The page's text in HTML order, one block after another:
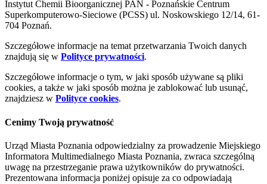
Instytut Chemii Bioorganicznej PAN - Poznańskie Centrum
Superkomputerowo-Sieciowe (PCSS) ul. Noskowskiego 12/14, 61-
704 Poznań.
Szczegółowe informacje na temat przetwarzania Twoich danych
znajdują się w Polityce prywatności.
Szczegółowe informacje o tym, w jaki sposób używane są pliki
cookies, a także w jaki sposób można je zablokować lub usunąć,
znajdziesz w Polityce cookies.
Cenimy Twoją prywatność
Urząd Miasta Poznania odpowiedzialny za prowadzenie Miejskiego
Informatora Multimedialnego Miasta Poznania, zwraca szczególną
uwagę na przestrzeganie prawa użytkowników do prywatności.
Prezentowana informacja poniżej opisuje za co odpowiadają